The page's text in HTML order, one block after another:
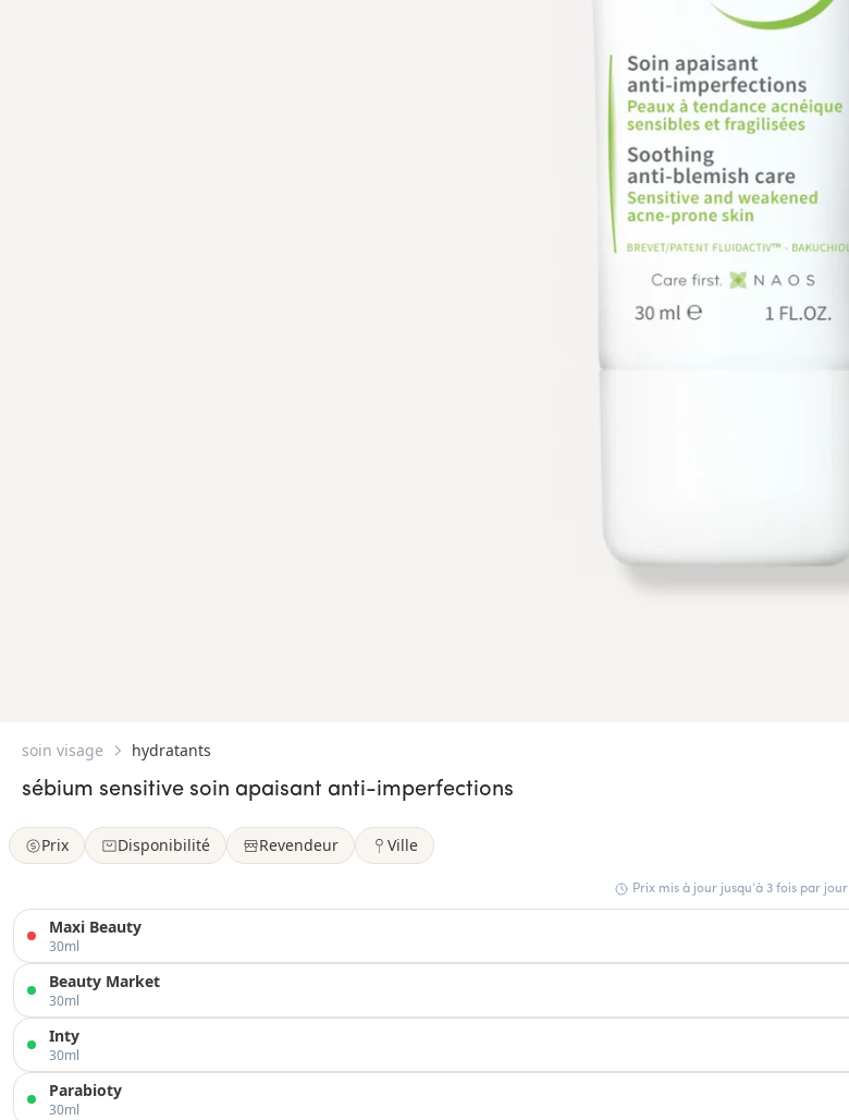
soin visage hydratants
sébium sensitive soin apaisant anti-imperfections
Prix Disponibilité Revendeur Ville
Prix mis à jour jusqu’à 3 fois par jour
Maxi Beauty
30ml
Beauty Market
30ml
Inty
30ml
Parabioty
30ml